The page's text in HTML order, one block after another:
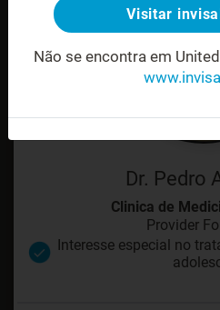
Dr. Pedro
Clinica de
Provider
Interesse especial no
Visitar
Não se encontra em